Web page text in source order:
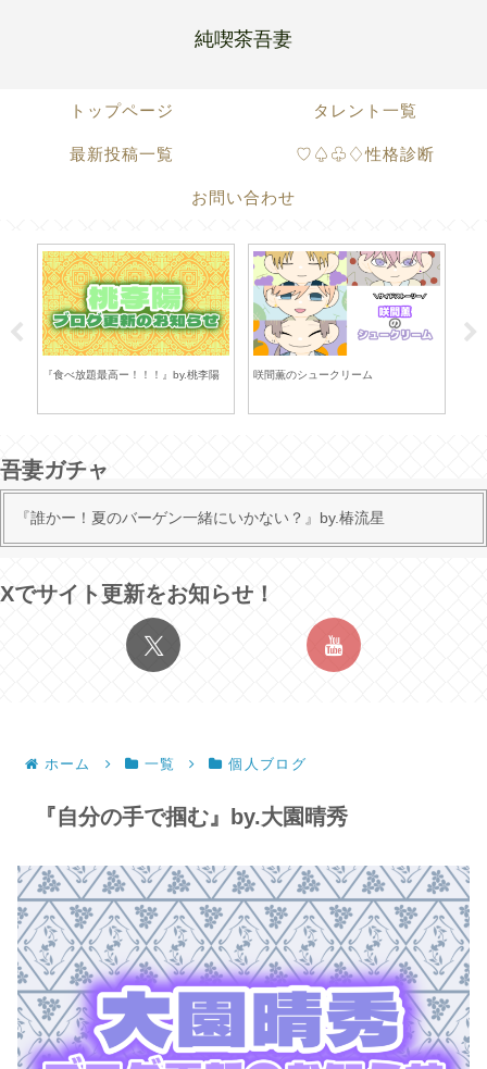
純喫茶吾妻
トップページ タレント一覧
最新投稿一覧 ♡♤♧♢性格診断
お問い合わせ
『食べ放題最高ー！！！』by.桃李陽 咲間薫のシュークリーム
吾妻ガチャ
『誰かー！夏のバーゲン一緒にいかない？』by.椿流星
Xでサイト更新をお知らせ！
ホーム 一覧 個人ブログ
『自分の手で掴む』by.大園晴秀